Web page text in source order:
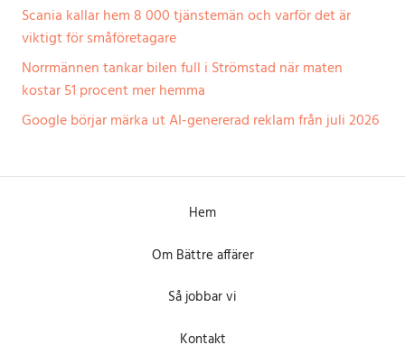
Scania kallar hem 8 000 tjänstemän och varför det är
viktigt för småföretagare
Norrmännen tankar bilen full i Strömstad när maten
kostar 51 procent mer hemma
Google börjar märka ut AI-genererad reklam från juli 2026
Hem
Om Bättre affärer
Så jobbar vi
Kontakt